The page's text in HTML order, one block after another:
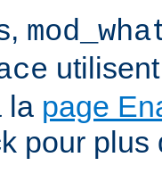
la page
pour